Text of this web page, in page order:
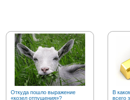
Откуда пошло выражение
«козел отпущения»?
В
всего